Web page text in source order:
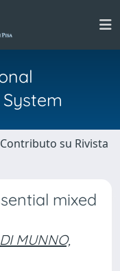
su Rivista
mixed
DI MUNNO,